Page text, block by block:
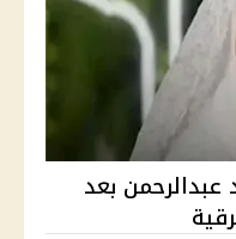
عبدالرحمن بعد